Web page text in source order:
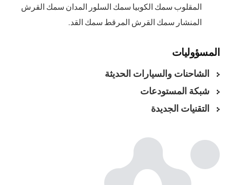
المقلوب سمك الكوبيا سمك السلور المدان سمك القرش
المنشار سمك القرش المرقط سمك القد.
المسؤوليات
الشاحنات والسيارات الحديثة
شبكة المستودعات
التقنيات الجديدة